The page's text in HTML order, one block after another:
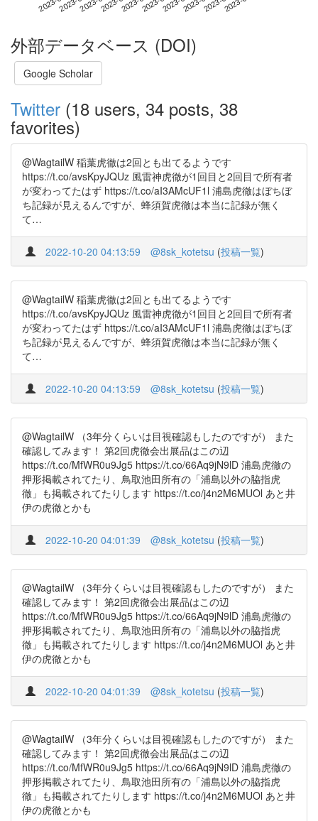
外部データベース (DOI)
Google Scholar
Twitter (18 users, 34 posts, 38
favorites)
@WagtailW 稲葉虎徹は2回とも出てるようです
https://t.co/avsKpyJQUz 風雷神虎徹が1回目と2回目で所有者
が変わってたはず https://t.co/aI3AMcUF1l 浦島虎徹はぼちぼ
ち記録が見えるんですが、蜂須賀虎徹は本当に記録が無く
て…
2022-10-20 04:13:59 @8sk_kotetsu (投稿一覧)
@WagtailW 稲葉虎徹は2回とも出てるようです
https://t.co/avsKpyJQUz 風雷神虎徹が1回目と2回目で所有者
が変わってたはず https://t.co/aI3AMcUF1l 浦島虎徹はぼちぼ
ち記録が見えるんですが、蜂須賀虎徹は本当に記録が無く
て…
2022-10-20 04:13:59 @8sk_kotetsu (投稿一覧)
@WagtailW （3年分くらいは目視確認もしたのですが） また
確認してみます！ 第2回虎徹会出展品はこの辺
https://t.co/MfWR0u9Jg5 https://t.co/66Aq9jN9lD 浦島虎徹の
押形掲載されてたり、鳥取池田所有の「浦島以外の脇指虎
徹」も掲載されてたりします https://t.co/j4n2M6MUOl あと井
伊の虎徹とかも
2022-10-20 04:01:39 @8sk_kotetsu (投稿一覧)
@WagtailW （3年分くらいは目視確認もしたのですが） また
確認してみます！ 第2回虎徹会出展品はこの辺
https://t.co/MfWR0u9Jg5 https://t.co/66Aq9jN9lD 浦島虎徹の
押形掲載されてたり、鳥取池田所有の「浦島以外の脇指虎
徹」も掲載されてたりします https://t.co/j4n2M6MUOl あと井
伊の虎徹とかも
2022-10-20 04:01:39 @8sk_kotetsu (投稿一覧)
@WagtailW （3年分くらいは目視確認もしたのですが） また
確認してみます！ 第2回虎徹会出展品はこの辺
https://t.co/MfWR0u9Jg5 https://t.co/66Aq9jN9lD 浦島虎徹の
押形掲載されてたり、鳥取池田所有の「浦島以外の脇指虎
徹」も掲載されてたりします https://t.co/j4n2M6MUOl あと井
伊の虎徹とかも